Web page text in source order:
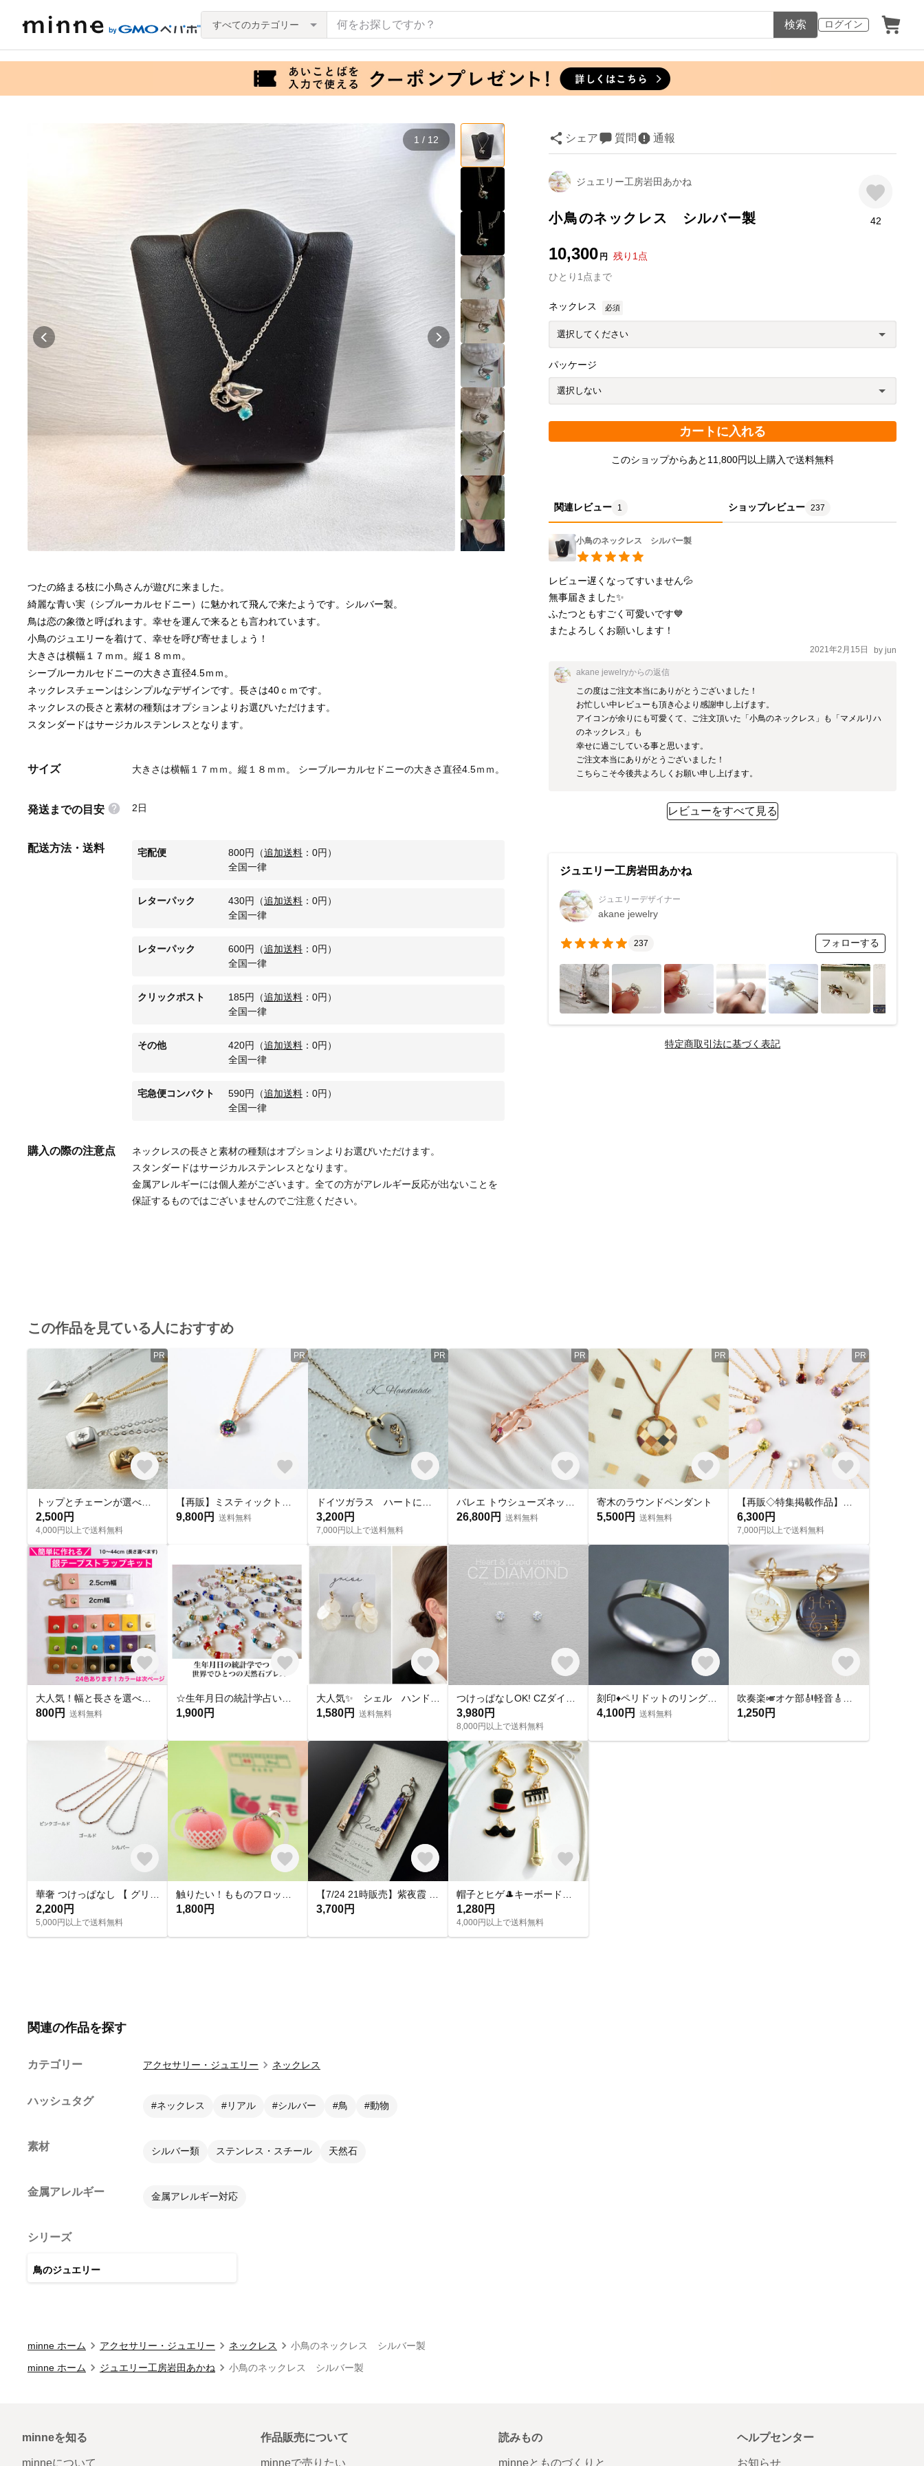
ログイン
すべてのカテゴリー 検索
1 / 12 シェア 質問 通報
ジュエリー工房岩田あかね
小鳥のネックレス シルバー製
10,300 円 残り 1 点
ひとり 1 点 まで
42
ネックレス 必須
パッケージ
カートに入れる
このショップからあと11,800円以上購入で送料無料
つたの絡まる枝に小鳥さんが遊びに来ました。
綺麗な青い実（シブルーカルセドニー）に魅かれて飛んで来たようです。シルバー製。
鳥は恋の象徴と呼ばれます。幸せを運んで来るとも言われています。
小鳥のジュエリーを着けて、幸せを呼び寄せましょう！
大きさは横幅１７ｍｍ。縦１８ｍｍ。
シーブルーカルセドニーの大きさ直径4.5ｍｍ。
ネックレスチェーンはシンプルなデザインです。長さは40ｃｍです。
ネックレスの長さと素材の種類はオプションよりお選びいただけます。
スタンダードはサージカルステンレスとなります。
サイズ 大きさは横幅１７ｍｍ。縦１８ｍｍ。 シーブルーカルセドニーの大きさ直径4.5ｍｍ。
発送までの目安 2日
配送方法・送料 宅配便 800円 （追加送料 ： 0円）
全国一律
レターパック 430円 （追加送料 ： 0円）
全国一律
レターパック 600円 （追加送料 ： 0円）
全国一律
クリックポスト 185円 （追加送料 ： 0円）
全国一律
その他 420円 （追加送料 ： 0円）
全国一律
宅急便コンパクト 590円 （追加送料 ： 0円）
全国一律
購入の際の注意点
ネックレスの長さと素材の種類はオプションよりお選びいただけます。
スタンダードはサージカルステンレスとなります。
金属アレルギーには個人差がございます。全ての方がアレルギー反応が出ないことを
保証するものではございませんのでご注意ください。
関連レビュー 1 ショップレビュー 237
小鳥のネックレス シルバー製
レビュー遅くなってすいません💦
無事届きました✨
ふたつともすごく可愛いです💙
2021年2月15日 by jun
akane jewelryからの返信
この度はご注文本当にありがとうございました！
お忙しい中レビューも頂き心より感謝申し上げます。
アイコンが余りにも可愛くて、ご注文頂いた「小鳥のネックレス」も「マメルリハ
のネックレス」も
幸せに過ごしている事と思います。
ご注文本当にありがとうございました！
こちらこそ今後共よろしくお願い申し上げます。
レビューをすべて見る
ジュエリー工房岩田あかね
ジュエリーデザイナー
akane jewelry
237 フォローする
特定商取引法に基づく表記
この作品を見ている人におすすめ
PR
2,500円
4,000円以上で送料無料
PR
9,800円 送料無料
PR
3,200円
7,000円以上で送料無料
PR
26,800円 送料無料
PR
寄木のラウンドペンダント
5,500円 送料無料
PR
6,300円
7,000円以上で送料無料
800円 送料無料 1,900円 1,580円 送料無料 3,980円
8,000円以上で送料無料
4,100円 送料無料 1,250円
2,200円
5,000円以上で送料無料
1,800円 3,700円 1,280円
4,000円以上で送料無料
関連の作品を探す
カテゴリー アクセサリー・ジュエリー ネックレス
ハッシュタグ #ネックレス #リアル #シルバー #鳥 #動物
素材 シルバー類 ステンレス・スチール 天然石
金属アレルギー 金属アレルギー対応
シリーズ
鳥のジュエリー
minne ホーム アクセサリー・ジュエリー ネックレス
小鳥のネックレス シルバー製
minne ホーム
ジュエリー工房岩田あかね 小鳥のネックレス シルバー製
minneを知る
minneについて
作品販売について
minneで売りたい
読みもの
minneとものづくりと
ヘルプセンター
お知らせ